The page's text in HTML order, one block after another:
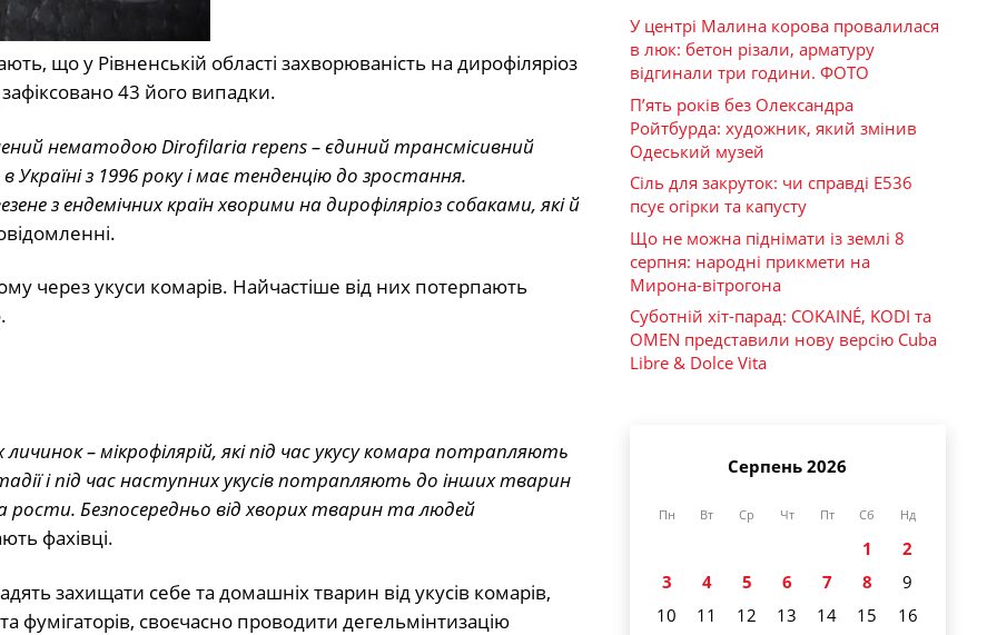
що у Рівненській області захворюваність на дирофіляріоз
43 його випадки.
нематодою Dirofilaria repens – єдиний трансмісивний
з 1996 року і має тенденцію до зростання.
з ендемічних країн хворими на дирофіляріоз собаками, які й
через укуси комарів. Найчастіше від них потерпають
– мікрофілярій, які під час укусу комара потрапляють
і під час наступних укусів потрапляють до інших тварин
Безпосередньо від хворих тварин та людей
фахівці.
захищати себе та домашніх тварин від укусів комарів,
фумігаторів, своєчасно проводити дегельмінтизацію
У центрі Малина корова провалилася
в люк: бетон різали, арматуру
відгинали три години. ФОТО
П’ять років без Олександра
Ройтбурда: художник, який змінив
Одеський музей
Сіль для закруток: чи справді Е536
псує огірки та капусту
Що не можна піднімати із землі 8
серпня: народні прикмети на
Мирона-вітрогона
Суботній хіт-парад: COKAINÉ, KODI та
OMEN представили нову версію Cuba
Libre & Dolce Vita
Серпень 2026
Пн Вт Ср Чт Пт Сб Нд
1
2
3
4 5 6 7 8
9
10
11 12 13 14 15
16